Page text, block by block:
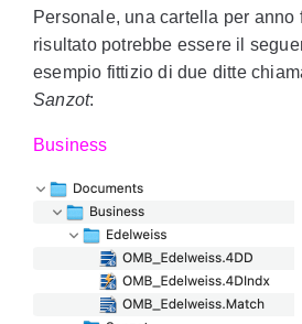
Personale, una cartella per anno
risultato potrebbe essere il
esempio fittizio di due ditte
Sanzot:
Business